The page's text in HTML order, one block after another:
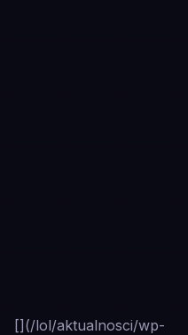
[](/lol/aktualnosci/wp-